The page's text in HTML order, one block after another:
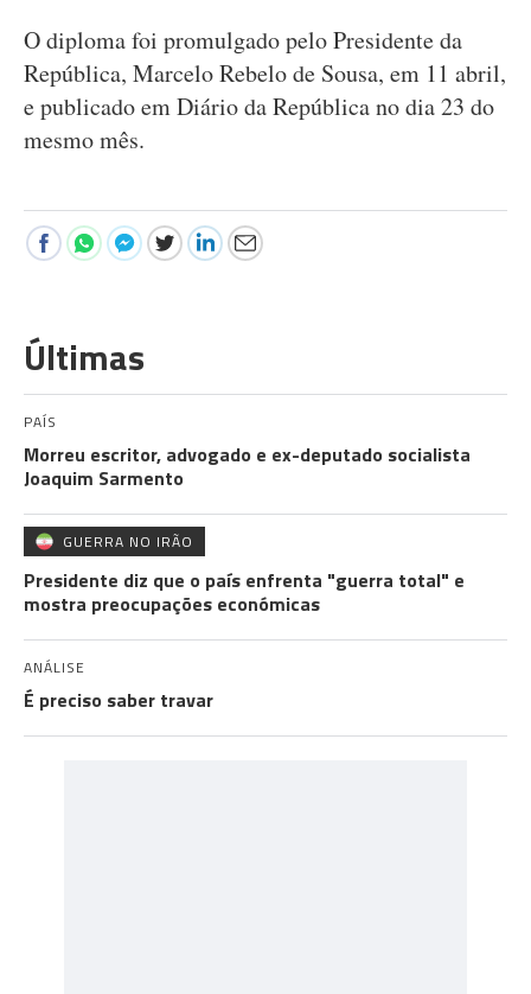
O diploma foi promulgado pelo Presidente da
República, Marcelo Rebelo de Sousa, em 11 abril,
e publicado em Diário da República no dia 23 do
mesmo mês.
Últimas
PAÍS
Morreu escritor, advogado e ex-deputado socialista
Joaquim Sarmento
GUERRA NO IRÃO
Presidente diz que o país enfrenta "guerra total" e
mostra preocupações económicas
ANÁLISE
É preciso saber travar